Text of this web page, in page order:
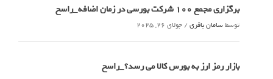
برگزاری مجمع 100 شرکت بورسی در زمان اضافه_راسخ
توسطسامان باقری / جولای 26, 2025
بازار رمز ارز به بورس کالا می رسد؟_راسخ